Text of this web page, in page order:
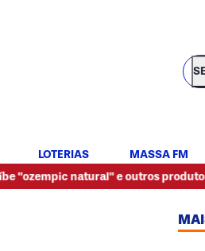
LOTERIAS MASSA FM
natural" e outros produtos para